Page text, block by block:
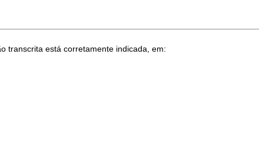
transcrita está corretamente indicada, em: